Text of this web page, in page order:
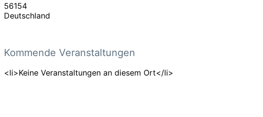
56154
Deutschland
Kommende Veranstaltungen
<li>Keine Veranstaltungen an diesem Ort</li>